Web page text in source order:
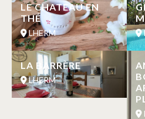
LE CHATEAU EN
THÉ
LHERM
LA BARRÈRE
LHERM